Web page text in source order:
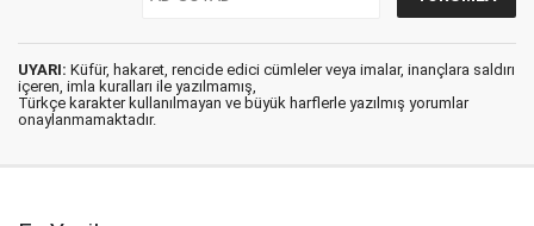
UYARI: Küfür, hakaret, rencide edici cümleler veya imalar, inançlara saldırı
içeren, imla kuralları ile yazılmamış,
Türkçe karakter kullanılmayan ve büyük harflerle yazılmış yorumlar
onaylanmamaktadır.